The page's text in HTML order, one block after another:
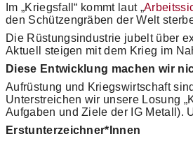
Im „Kriegsfall“ kommt laut „
den Schützengräben der Welt
Die Rüstungsindustrie jubelt über
Aktuell steigen mit dem Krieg im
Diese Entwicklung machen wir
Aufrüstung und Kriegswirtschaft
Unterstreichen wir unsere Losung
Aufgaben und Ziele der IG Metall).
Erstunterzeichner*Innen